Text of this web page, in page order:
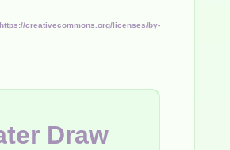
https://creativecommons.org/licenses/by-
Draw